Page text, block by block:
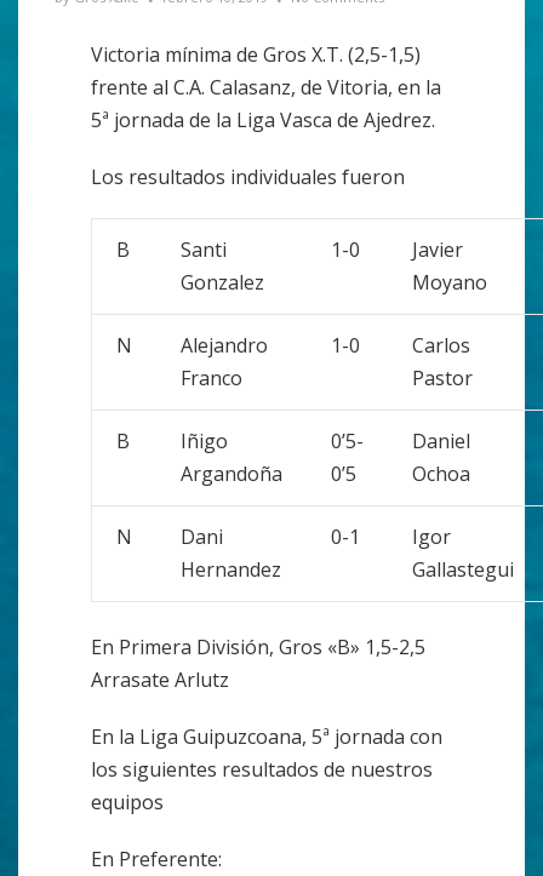
Victoria mínima de Gros X.T. (2,5-1,5)
frente al C.A. Calasanz, de Vitoria, en la
5ª jornada de la Liga Vasca de Ajedrez.
Los resultados individuales fueron
B
Santi
Gonzalez
1-0
Javier
Moyano
N
Alejandro
Franco
1-0
Carlos
Pastor
B
Iñigo
Argandoña
0’5-
0’5
Daniel
Ochoa
N
Dani
Hernandez
0-1
Igor
Gallastegui
En Primera División, Gros «B» 1,5-2,5
Arrasate Arlutz
En la Liga Guipuzcoana, 5ª jornada con
los siguientes resultados de nuestros
equipos
En Preferente: